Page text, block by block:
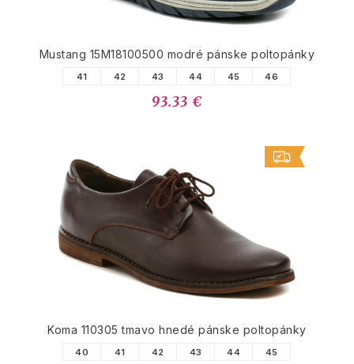
Mustang 15M18100500 modré pánske poltopánky
41 42 43 44 45 46
93.33 €
Koma 110305 tmavo hnedé pánske poltopánky
40 41 42 43 44 45